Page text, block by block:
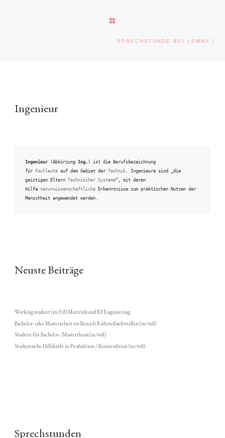
SPRECHSTUNDE BEI LEMMY
Ingenieur
Ingenieur (Abkürzung Ing. ) ist die Berufsbezeichnung
für
Fachleute auf dem Gebiet der Technik . Ingenieure sind „die
geistigen Eltern Technischer Systeme“, mit deren
Hilfe naturwissenschaftliche Erkenntnisse zum praktischen Nutzen der
Menschheit angewendet werden.
Neuste Beiträge
Working student (m/f/d) Materials and RF Engineering
Bachelor- oder Masterarbeit im Bereich Rührreibschweißen (m/w/d)
Student für Bachelor-/Masterthesis (m/w/d)
Studentische Hilfskraft in Produktion / Konstruktion (m/w/d)
Sprechstunden